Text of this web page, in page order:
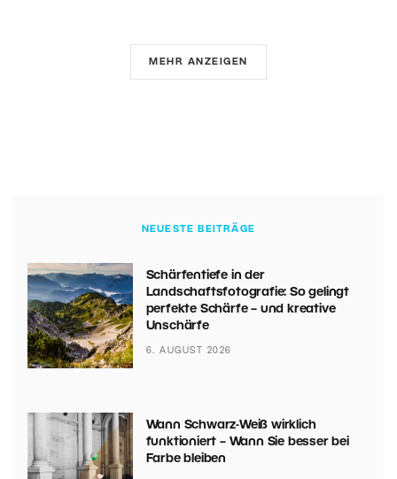
MEHR ANZEIGEN
NEUESTE BEITRÄGE
Schärfentiefe in der
Landschaftsfotografie: So gelingt
perfekte Schärfe – und kreative
Unschärfe
6. AUGUST 2026
Wann Schwarz-Weiß wirklich
funktioniert – Wann Sie besser bei
Farbe bleiben